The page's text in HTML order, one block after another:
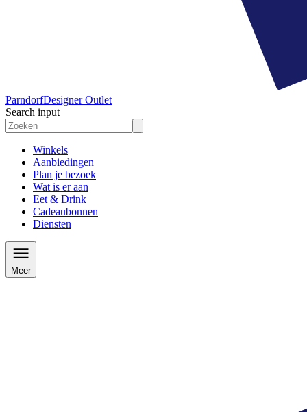
ParndorfDesigner Outlet
Search input
Winkels
Aanbiedingen
Plan je bezoek
Wat is er aan
Eet & Drink
Cadeaubonnen
Diensten
Meer